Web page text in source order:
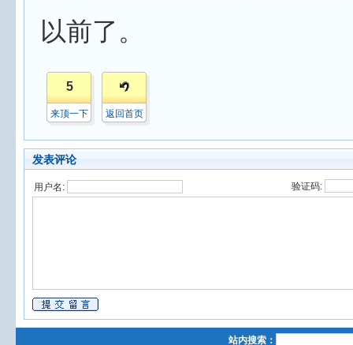
以前了。
5
来顶一下 返回首页
发表评论
用户名: 验证码:
站内搜索：